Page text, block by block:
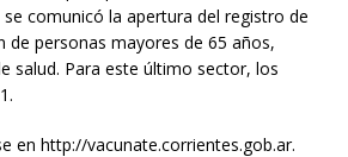
comunicó la apertura del registro de
de personas mayores de 65 años,
salud. Para este último sector, los
en http://vacunate.corrientes.gob.ar.